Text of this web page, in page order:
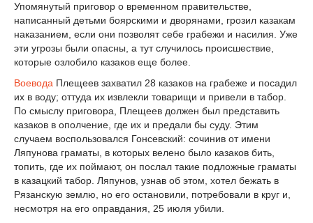
Упомянутый приговор о временном правительстве,
написанный детьми боярскими и дворянами, грозил казакам
наказанием, если они позволят себе грабежи и насилия. Уже
эти угрозы были опасны, а тут случилось происшествие,
которые озлобило казаков еще более.
Воевода Плещеев захватил 28 казаков на грабеже и посадил
их в воду; оттуда их извлекли товарищи и привели в табор.
По смыслу приговора, Плещеев должен был представить
казаков в ополчение, где их и предали бы суду. Этим
случаем воспользовался Гонсевский: сочинив от имени
Ляпунова граматы, в которых велено было казаков бить,
топить, где их поймают, он послал такие подложные граматы
в казацкий табор. Ляпунов, узнав об этом, хотел бежать в
Рязанскую землю, но его остановили, потребовали в круг и,
несмотря на его оправдания, 25 июля убили.